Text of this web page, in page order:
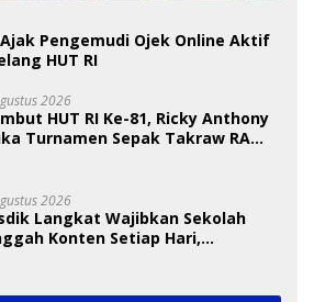
Pengemudi Ojek Online Aktif
HUT RI
2026
HUT RI Ke-81, Ricky Anthony
Turnamen Sepak Takraw RA
2026
Langkat Wajibkan Sekolah
Konten Setiap Hari,